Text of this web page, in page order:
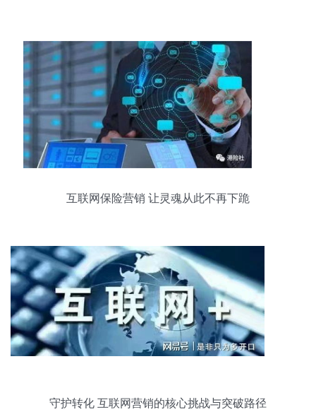
互联网保险营销 让灵魂从此不再下跪
守护转化 互联网营销的核心挑战与突破路径